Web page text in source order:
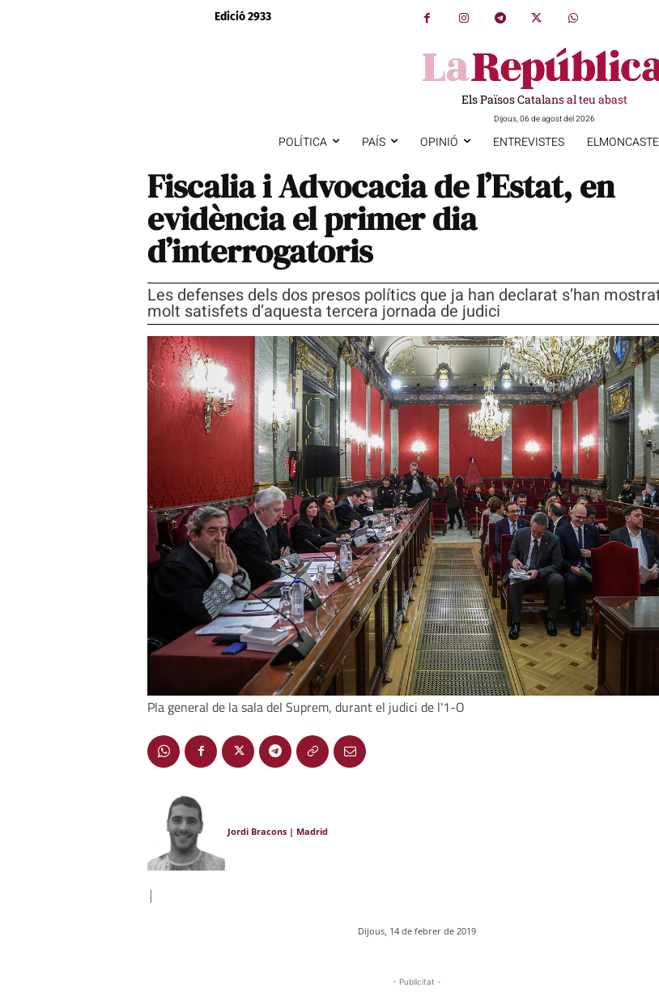
Edició 2933
Els Països Catalans al teu abast
Dijous, 06 de agost del 2026
POLÍTICA PAÍS OPINIÓ ENTREVISTES
Fiscalia i Advocacia de l’Estat, en
evidència el primer dia
d’interrogatoris
Les defenses dels dos presos polítics que ja han declarat s’han
molt satisfets d’aquesta tercera jornada de judici
Pla general de la sala del Suprem, durant el judici de l'1-O
Jordi Bracons | Madrid
|
Dijous, 14 de febrer de 2019
- Publicitat -